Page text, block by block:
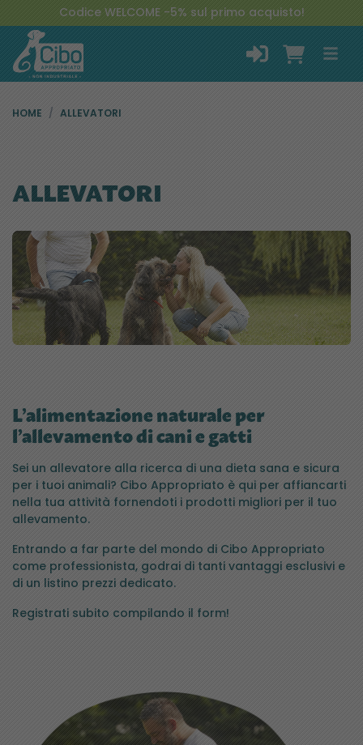
Codice WELCOME -5% sul primo acquisto!
HOME ALLEVATORI
ALLEVATORI
L’alimentazione naturale per
l’allevamento di cani e gatti
Sei un allevatore alla ricerca di una dieta sana e sicura
per i tuoi animali? Cibo Appropriato è qui per affiancarti
nella tua attività fornendoti i prodotti migliori per il tuo
allevamento.
Entrando a far parte del mondo di Cibo Appropriato
come professionista, godrai di tanti vantaggi esclusivi e
di un listino prezzi dedicato.
Registrati subito compilando il form!